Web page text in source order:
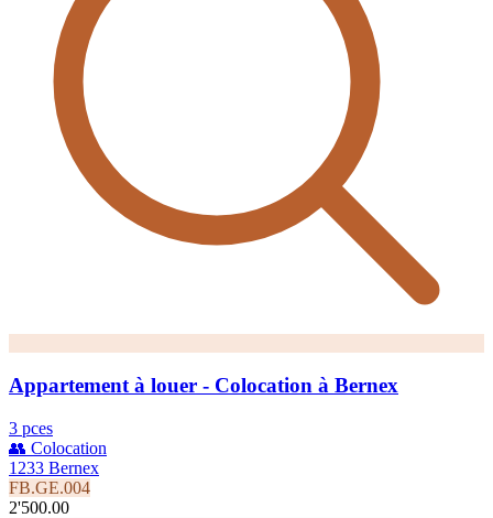
Appartement à louer - Colocation à Bernex
3 pces
👥 Colocation
1233 Bernex
FB.GE.004
2'500.00